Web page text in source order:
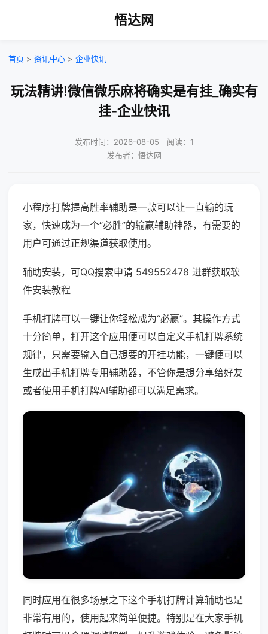
悟达网
首页 > 资讯中心 > 企业快讯
玩法精讲!微信微乐麻将确实是有挂_确实有
挂-企业快讯
发布时间：2026-08-05｜阅读：1
发布者：悟达网
小程序打牌提高胜率辅助是一款可以让一直输的玩
家，快速成为一个“必胜”的输赢辅助神器，有需要的
用户可通过正规渠道获取使用。
辅助安装，可QQ搜索申请 549552478 进群获取软
件安装教程
手机打牌可以一键让你轻松成为“必赢”。其操作方式
十分简单，打开这个应用便可以自定义手机打牌系统
规律，只需要输入自己想要的开挂功能，一键便可以
生成出手机打牌专用辅助器，不管你是想分享给好友
或者使用手机打牌AI辅助都可以满足需求。
同时应用在很多场景之下这个手机打牌计算辅助也是
非常有用的，使用起来简单便捷。特别是在大家手机